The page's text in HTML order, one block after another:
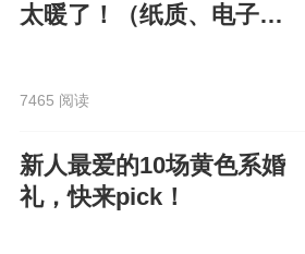
太暖了！（纸质、电子都
7465 阅读
新人最爱的10场黄色系婚
礼，快来pick！